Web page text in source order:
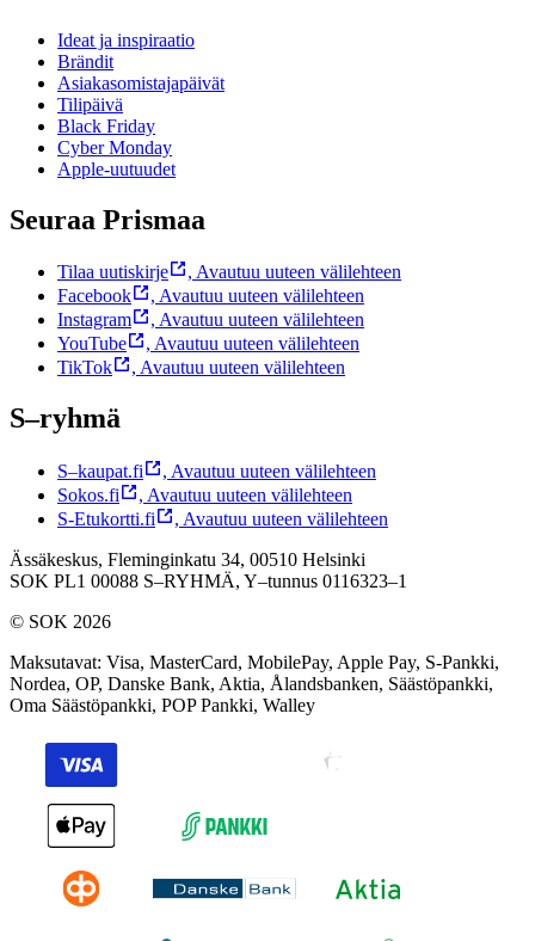
Ideat ja inspiraatio
Brändit
Asiakasomistajapäivät
Tilipäivä
Black Friday
Cyber Monday
Apple-uutuudet
Seuraa Prismaa
Tilaa uutiskirje , Avautuu uuteen välilehteen
Facebook
, Avautuu uuteen välilehteen
Instagram
, Avautuu uuteen välilehteen
YouTube
, Avautuu uuteen välilehteen
TikTok
, Avautuu uuteen välilehteen
S–ryhmä
S–kaupat.fi , Avautuu uuteen välilehteen
Sokos.fi
, Avautuu uuteen välilehteen
S-Etukortti.fi
, Avautuu uuteen välilehteen
Ässäkeskus, Fleminginkatu 34, 00510 Helsinki
SOK PL1 00088 S–RYHMÄ, Y–tunnus 0116323–1
© SOK 2026
Maksutavat: Visa, MasterCard, MobilePay, Apple Pay, S-Pankki,
Nordea, OP, Danske Bank, Aktia, Ålandsbanken, Säästöpankki,
Oma Säästöpankki, POP Pankki, Walley